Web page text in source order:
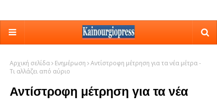
Αρχική σελίδα Ενημέρωση
Αντίστροφη μέτρηση για τα νέα μέτρα -
Τι αλλάζει από αύριο
Αντίστροφη μέτρηση για τα νέα